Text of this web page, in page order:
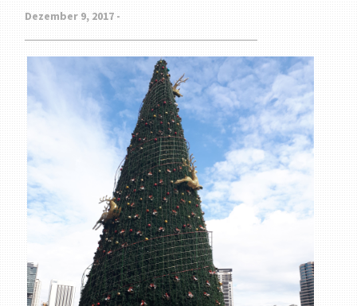
Dezember 9, 2017 -